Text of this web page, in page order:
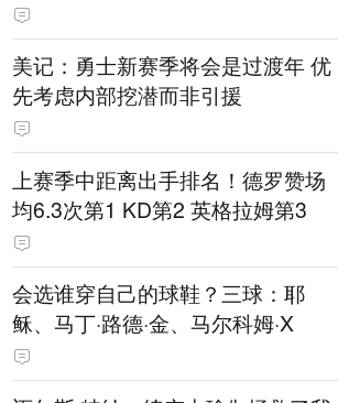
美记：勇士新赛季将会是过渡年 优
先考虑内部挖潜而非引援
上赛季中距离出手排名！德罗赞场
均6.3次第1 KD第2 英格拉姆第3
会选谁穿自己的球鞋？三球：耶
稣、马丁·路德·金、马尔科姆·X